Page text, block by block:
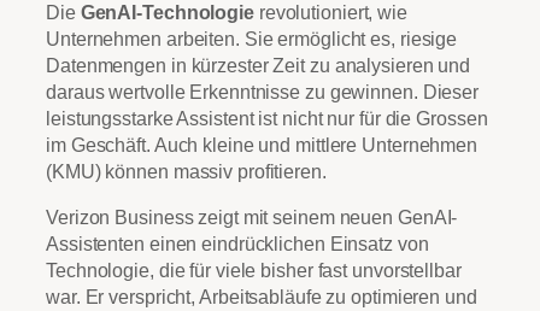
Die GenAI-Technologierevolutioniert, wie
Unternehmen arbeiten. Sie ermöglicht es, riesige
Datenmengen in kürzester Zeit zu analysieren und
daraus wertvolle Erkenntnisse zu gewinnen. Dieser
leistungsstarke Assistent ist nicht nur für die Grossen
im Geschäft. Auch kleine und mittlere Unternehmen
(KMU) können massiv profitieren.
Verizon Business zeigt mit seinem neuen GenAI-
Assistenten einen eindrücklichen Einsatz von
Technologie, die für viele bisher fast unvorstellbar
war. Er verspricht, Arbeitsabläufe zu optimieren und